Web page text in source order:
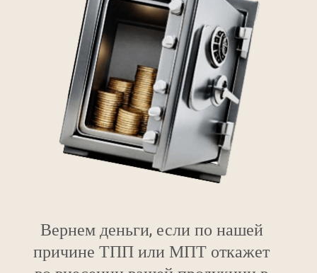
Вернем деньги, если по нашей
причине ТПП или МПТ откажет